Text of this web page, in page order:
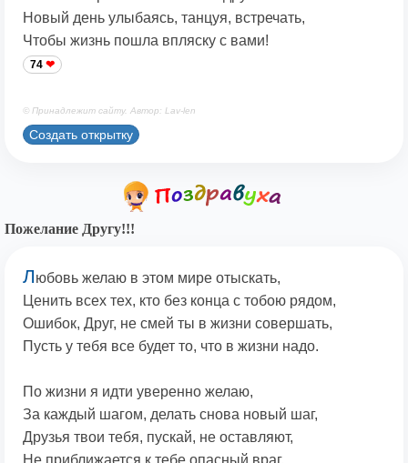
Новый день улыбаясь, танцуя, встречать,
Чтобы жизнь пошла впляску с вами!
74
© Принадлежит сайту. Автор: Lav-len
Создать открытку
Пожелание Другу!!!
Любовь желаю в этом мире отыскать,
Ценить всех тех, кто без конца с тобою рядом,
Ошибок, Друг, не смей ты в жизни совершать,
Пусть у тебя все будет то, что в жизни надо.
По жизни я идти уверенно желаю,
За каждый шагом, делать снова новый шаг,
Друзья твои тебя, пускай, не оставляют,
Не приближается к тебе опасный враг.